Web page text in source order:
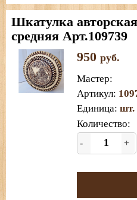
Шкатулка
средняя Арт.109739
950 руб.
Мастер:
Артикул:
Единица: шт.
Количество:
- +